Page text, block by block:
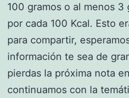
100 gramos o al menos 3
por cada 100 Kcal. Esto
para compartir,
información te sea de
pierdas la próxima nota
continuamos con la